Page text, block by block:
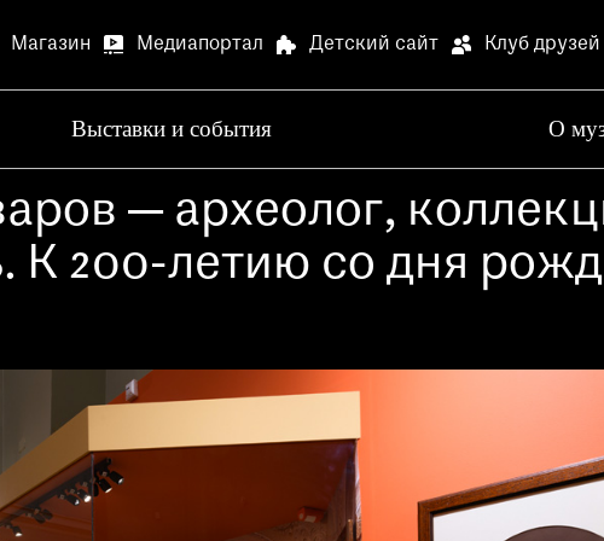
Магазин Медиапортал Детский сайт Клуб друзей
Выставки и события О
В связи
Опрос о
Просим
Ваше
— археолог,
К 200-летию со дня